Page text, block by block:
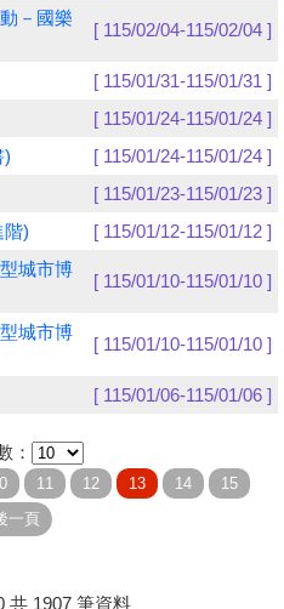
－國樂
[ 115/02/04-115/02/04 ]
[ 115/01/31-115/01/31 ]
[ 115/01/24-115/01/24 ]
)
[ 115/01/24-115/01/24 ]
[ 115/01/23-115/01/23 ]
階)
[ 115/01/12-115/01/12 ]
城市博
[ 115/01/10-115/01/10 ]
城市博
[ 115/01/10-115/01/10 ]
[ 115/01/06-115/01/06 ]
：
共 1907 筆資料